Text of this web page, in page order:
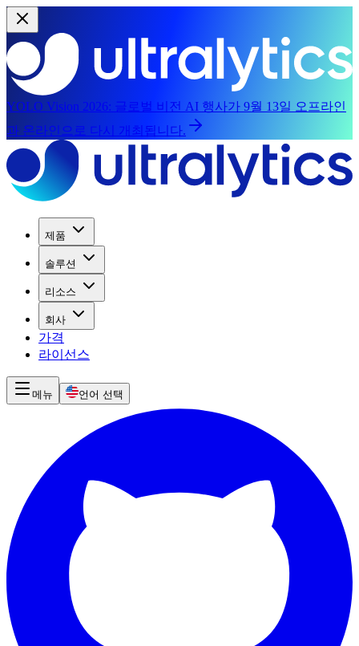
YOLO Vision 2026: 글로벌 비전 AI 행사가 9월 13일 오프라인
과 온라인으로 다시 개최됩니다.
제품
솔루션
리소스
회사
가격
라이선스
메뉴 언어 선택